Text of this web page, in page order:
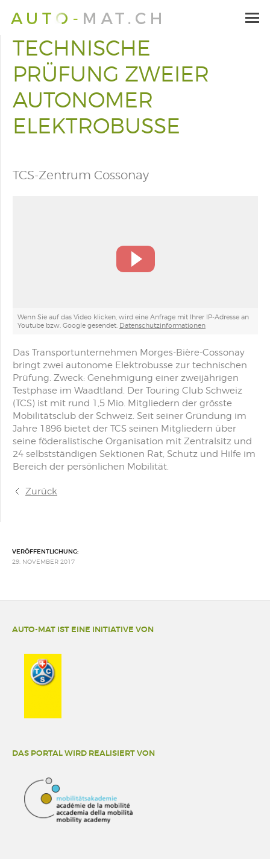
TECHNISCHE
PRÜFUNG ZWEIER
AUTONOMER
ELEKTROBUSSE
TCS-Zentrum Cossonay
Wenn Sie auf das Video klicken, wird eine Anfrage mit Ihrer IP-Adresse an
Youtube bzw. Google gesendet. Datenschutzinformationen
Das Transportunternehmen Morges-Bière-Cossonay
bringt zwei autonome Elektrobusse zur technischen
Prüfung. Zweck: Genehmigung einer zweijährigen
Testphase im Waadtland. Der Touring Club Schweiz
(TCS) ist mit rund 1,5 Mio. Mitgliedern der grösste
Mobilitätsclub der Schweiz. Seit seiner Gründung im
Jahre 1896 bietet der TCS seinen Mitgliedern über
seine föderalistische Organisation mit Zentralsitz und
24 selbstständigen Sektionen Rat, Schutz und Hilfe im
Bereich der persönlichen Mobilität.
Zurück
VERÖFFENTLICHUNG:
29. NOVEMBER 2017
AUTO-MAT IST EINE INITIATIVE VON
DAS PORTAL WIRD REALISIERT VON